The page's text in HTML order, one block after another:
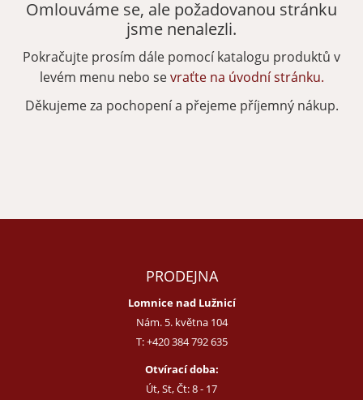
Přihlásit
Zapomenuté heslo Nová registrace
Omlouváme se, ale požadovanou stránku
jsme nenalezli.
Pokračujte prosím dále pomocí katalogu produktů v
levém menu nebo sevraťte na úvodní stránku.
Děkujeme za pochopení a přejeme příjemný nákup.
PRODEJNA
Lomnice nad Lužnicí
Nám. 5. května 104
T:+420 384 792 635
Otvírací doba:
Út, St, Čt: 8 - 17